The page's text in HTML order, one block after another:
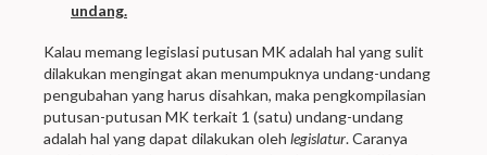
undang.
Kalau memang legislasi putusan MK adalah hal yang sulit
dilakukan mengingat akan menumpuknya undang-undang
pengubahan yang harus disahkan, maka pengkompilasian
putusan-putusan MK terkait 1 (satu) undang-undang
adalah hal yang dapat dilakukan oleh legislatur. Caranya